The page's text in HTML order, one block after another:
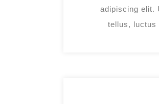
adipiscing elit.
tellus, luctus